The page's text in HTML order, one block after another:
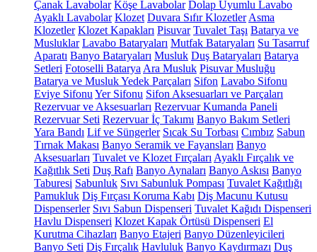
Çanak Lavabolar Köşe Lavabolar Dolap Uyumlu Lavabo
Ayaklı Lavabolar Klozet Duvara Sıfır Klozetler Asma
Klozetler Klozet Kapakları Pisuvar Tuvalet Taşı Batarya ve
Musluklar Lavabo Bataryaları Mutfak Bataryaları Su Tasarruf
Aparatı Banyo Bataryaları Musluk Duş Bataryaları Batarya
Setleri Fotoselli Batarya Ara Musluk Pisuvar Musluğu
Batarya ve Musluk Yedek Parçaları Sifon Lavabo Sifonu
Eviye Sifonu Yer Sifonu Sifon Aksesuarları ve Parçaları
Rezervuar ve Aksesuarları Rezervuar Kumanda Paneli
Rezervuar Seti Rezervuar İç Takımı Banyo Bakım Setleri
Yara Bandı Lif ve Süngerler Sıcak Su Torbası Cımbız Sabun
Tırnak Makası Banyo Seramik ve Fayansları Banyo
Aksesuarları Tuvalet ve Klozet Fırçaları Ayaklı Fırçalık ve
Kağıtlık Seti Duş Rafı Banyo Aynaları Banyo Askısı Banyo
Taburesi Sabunluk Sıvı Sabunluk Pompası Tuvalet Kağıtlığı
Pamukluk Diş Fırçası Koruma Kabı Diş Macunu Kutusu
Dispenserler Sıvı Sabun Dispenseri Tuvalet Kağıdı Dispenseri
Havlu Dispenseri Klozet Kapak Örtüsü Dispenseri El
Kurutma Cihazları Banyo Etajeri Banyo Düzenleyicileri
Banyo Seti Diş Fırçalık Havluluk Banyo Kaydırmazı Duş